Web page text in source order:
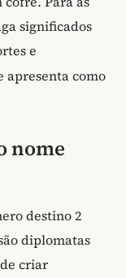
significados
e
apresenta como
nome
destino 2
diplomatas
criar